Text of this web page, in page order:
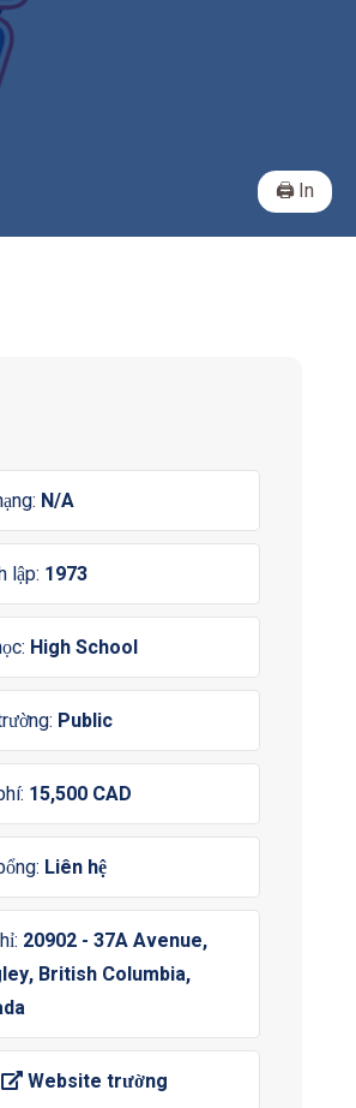
In
N/A
lập: 1973
High School
Public
15,500 CAD
Liên hệ
20902 - 37A Avenue,
British Columbia,
Website trường